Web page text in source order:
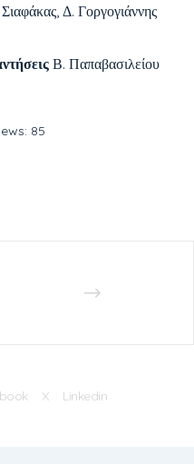
Δ. Γοργογιάννης
Β. Παπαβασιλείου
85
X Linkedin